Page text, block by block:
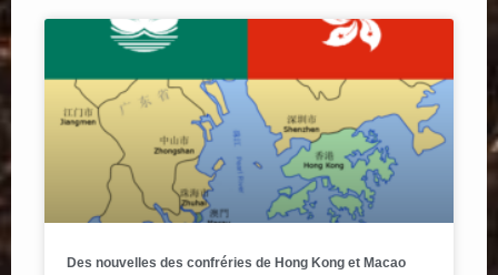
Des nouvelles des confréries de Hong Kong et Macao